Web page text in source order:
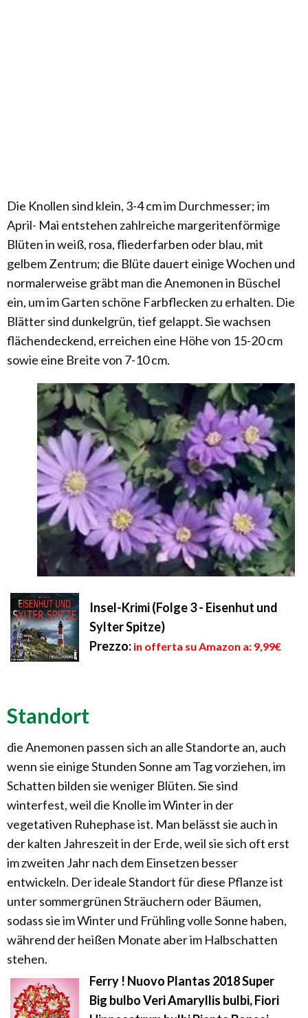
Die Knollen sind klein, 3-4 cm im Durchmesser; im
April- Mai entstehen zahlreiche margeritenförmige
Blüten in weiß, rosa, fliederfarben oder blau, mit
gelbem Zentrum; die Blüte dauert einige Wochen und
normalerweise gräbt man die Anemonen in Büschel
ein, um im Garten schöne Farbflecken zu erhalten. Die
Blätter sind dunkelgrün, tief gelappt. Sie wachsen
flächendeckend, erreichen eine Höhe von 15-20 cm
sowie eine Breite von 7-10 cm.
Insel-Krimi (Folge 3 - Eisenhut und
Sylter Spitze)
Prezzo: in offerta su Amazon a: 9,99€
Standort
die Anemonen passen sich an alle Standorte an, auch
wenn sie einige Stunden Sonne am Tag vorziehen, im
Schatten bilden sie weniger Blüten. Sie sind
winterfest, weil die Knolle im Winter in der
vegetativen Ruhephase ist. Man belässt sie auch in
der kalten Jahreszeit in der Erde, weil sie sich oft erst
im zweiten Jahr nach dem Einsetzen besser
entwickeln. Der ideale Standort für diese Pflanze ist
unter sommergrünen Sträuchern oder Bäumen,
sodass sie im Winter und Frühling volle Sonne haben,
während der heißen Monate aber im Halbschatten
stehen.
Ferry ! Nuovo Plantas 2018 Super
Big bulbo Veri Amaryllis bulbi, Fiori